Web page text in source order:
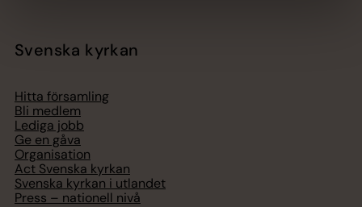
Svenska kyrkan
Hitta församling
Bli medlem
Lediga jobb
Ge en gåva
Organisation
Act Svenska kyrkan
Svenska kyrkan i utlandet
Press – nationell nivå